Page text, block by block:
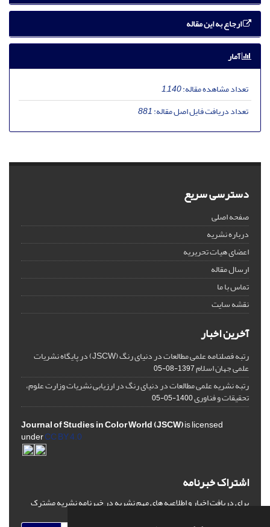
ارجاع به این مقاله
آمار
تعداد مشاهده مقاله:1,140
تعداد دریافت فایل اصل مقاله:881
دسترسی سریع
صفحه اصلی
درباره نشریه
اعضای هیات تحریریه
ارسال مقاله
تماس با ما
نقشه سایت
آخرین اخبار
رتبه فصلنامه علمی مطالعات در دنیای رنگ (JSCW) در پایگاه نشریات
علمی جهان اسلام1397-08-05
رتبه نشریه علمی مطالعات در دنیای رنگ در ارزیابی نشریات وزارت علوم،
تحقیقات و فناوری1400-05-05
Journal of Studies in Color World (JSCW)is licensed
underCC BY 4.0
اشتراک خبرنامه
برای دریافت اخبار و اطلاعیه های مهم نشریه در خبرنامه نشریه مشترک